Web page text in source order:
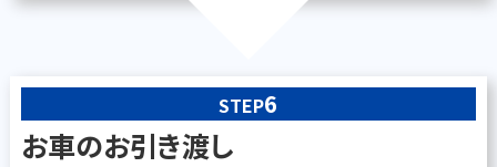
STEP6
お車のお引き渡し